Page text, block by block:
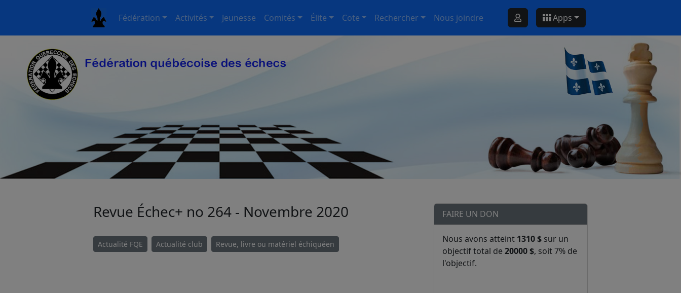
Fédération Activités Jeunesse Comités Élite Cote Rechercher Nous joindre Apps
Revue Échec+ no 264 - Novembre 2020
Actualité FQE Actualité club Revue, livre ou matériel échiquéen
FAIRE UN DON
Nous avons atteint 1310 $ sur un
objectif total de 20000 $, soit 7% de
l'objectif.